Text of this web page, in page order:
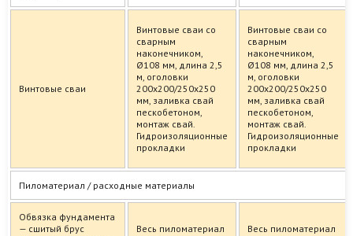
Винтовые сваи
Винтовые сваи со
сварным
наконечником,
Ø108 мм, длина 2,5
м, оголовки
200х200/250х250
мм, заливка свай
пескобетоном,
монтаж свай.
Гидроизоляционные
прокладки
Винтовые сваи со
сварным
наконечником,
Ø108 мм, длина 2,5
м, оголовки
200х200/250х250
мм, заливка свай
пескобетоном,
монтаж свай.
Гидроизоляционные
прокладки
Пиломатериал / расходные материалы
Обвязка фундамента
— сшитый брус
Весь пиломатериал
Весь пиломатериал